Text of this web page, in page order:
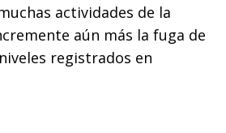
actividades de la
aún más la fuga de
registrados en